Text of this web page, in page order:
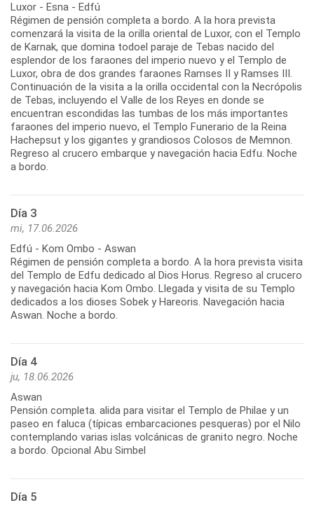
Luxor - Esna - Edfú
Régimen de pensión completa a bordo. A la hora prevista
comenzará la visita de la orilla oriental de Luxor, con el Templo
de Karnak, que domina todoel paraje de Tebas nacido del
esplendor de los faraones del imperio nuevo y el Templo de
Luxor, obra de dos grandes faraones Ramses II y Ramses III.
Continuación de la visita a la orilla occidental con la Necrópolis
de Tebas, incluyendo el Valle de los Reyes en donde se
encuentran escondidas las tumbas de los más importantes
faraones del imperio nuevo, el Templo Funerario de la Reina
Hachepsut y los gigantes y grandiosos Colosos de Memnon.
Regreso al crucero embarque y navegación hacia Edfu. Noche
a bordo.
Día 3
mi, 17.06.2026
Edfú - Kom Ombo - Aswan
Régimen de pensión completa a bordo. A la hora prevista visita
del Templo de Edfu dedicado al Dios Horus. Regreso al crucero
y navegación hacia Kom Ombo. Llegada y visita de su Templo
dedicados a los dioses Sobek y Hareoris. Navegación hacia
Aswan. Noche a bordo.
Día 4
ju, 18.06.2026
Aswan
Pensión completa. alida para visitar el Templo de Philae y un
paseo en faluca (típicas embarcaciones pesqueras) por el Nilo
contemplando varias islas volcánicas de granito negro. Noche
a bordo. Opcional Abu Simbel
Día 5